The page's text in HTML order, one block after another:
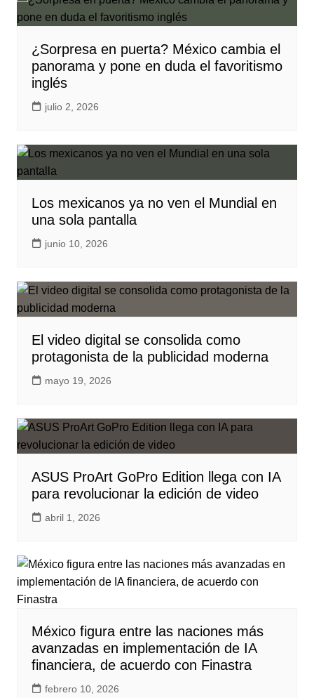
¿Sorpresa en puerta? México cambia el
panorama y pone en duda el favoritismo
inglés
julio 2, 2026
Los mexicanos ya no ven el Mundial en
una sola pantalla
junio 10, 2026
El video digital se consolida como
protagonista de la publicidad moderna
mayo 19, 2026
ASUS ProArt GoPro Edition llega con IA
para revolucionar la edición de video
abril 1, 2026
México figura entre las naciones más
avanzadas en implementación de IA
financiera, de acuerdo con Finastra
febrero 10, 2026